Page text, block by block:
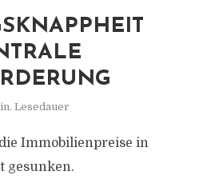
Lesedauer
Immobilienpreise in
gesunken.